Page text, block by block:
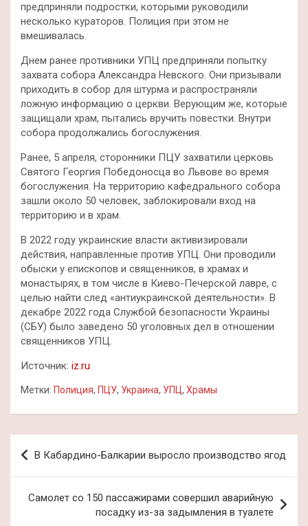
предприняли подростки, которыми руководили
несколько кураторов. Полиция при этом не
вмешивалась.
Днем ранее противники УПЦ предприняли попытку
захвата собора Александра Невского. Они призывали
приходить в собор для штурма и распространяли
ложную информацию о церкви. Верующим же, которые
защищали храм, пытались вручить повестки. Внутри
собора продолжались богослужения.
Ранее, 5 апреля, сторонники ПЦУ захватили церковь
Святого Георгия Победоносца во Львове во время
богослужения. На территорию кафедрального собора
зашли около 50 человек, заблокировали вход на
территорию и в храм.
В 2022 году украинские власти активизировали
действия, направленные против УПЦ. Они проводили
обыски у епископов и священников, в храмах и
монастырях, в том числе в Киево-Печерской лавре, с
целью найти след «антиукраинской деятельности». В
декабре 2022 года Службой безопасности Украины
(СБУ) было заведено 50 уголовных дел в отношении
священников УПЦ.
Источник: iz.ru
Метки: Полиция, ПЦУ, Украина, УПЦ, Храмы
Навигация
по
записям
В Кабардино-Балкарии выросло производство ягод
Самолет со 150 пассажирами совершил аварийную
посадку из-за задымления в туалете